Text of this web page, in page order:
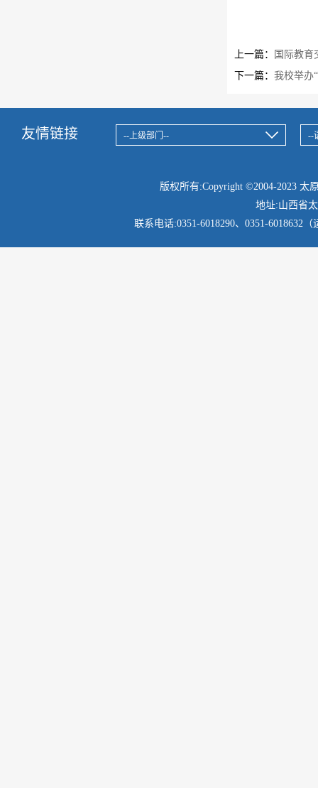
上一篇：
国际教育
下一篇： 我校举办
友情链接
版权所有:Copyright ©2004-2023
地址:山西省
联系电话:0351-6018290、 0351-6018632